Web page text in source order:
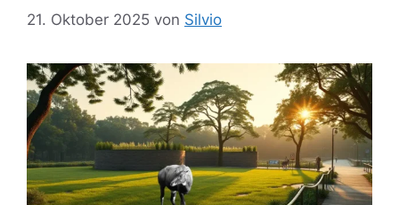
21. Oktober 2025 von Silvio